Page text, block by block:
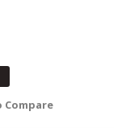
Compare